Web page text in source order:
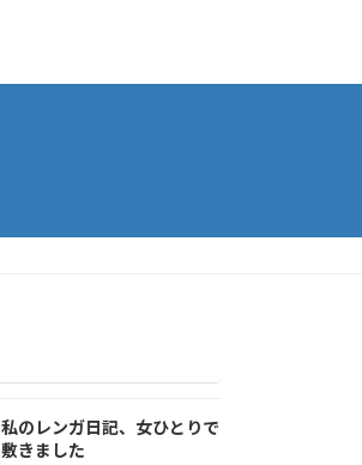
私のレンガ日記、女ひとりで
敷きました